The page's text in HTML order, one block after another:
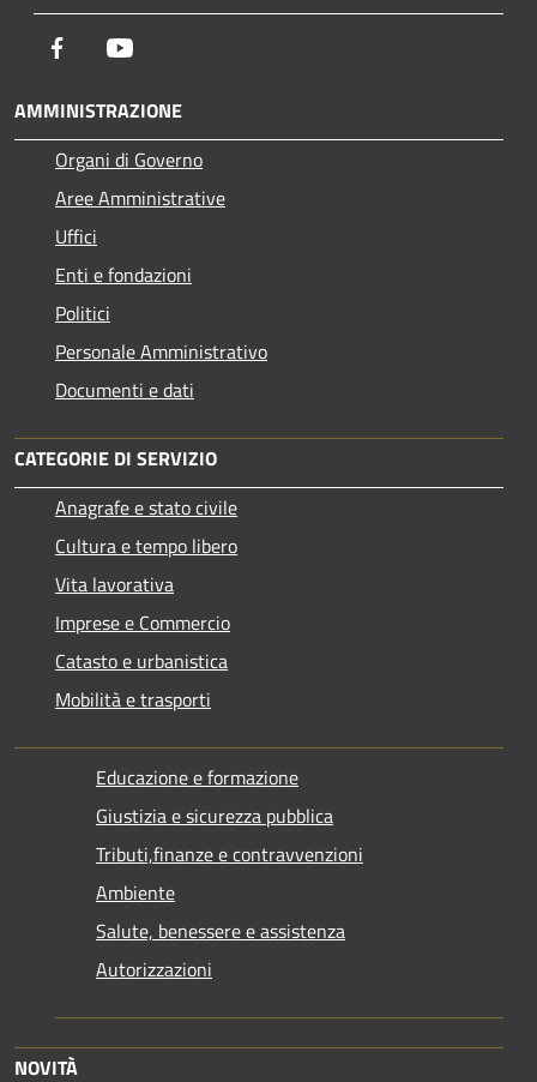
Facebook
AMMINISTRAZIONE
Organi di Governo
Aree Amministrative
Uffici
Enti e fondazioni
Politici
Personale Amministrativo
Documenti e dati
CATEGORIE DI SERVIZIO
Anagrafe e stato civile
Cultura e tempo libero
Vita lavorativa
Imprese e Commercio
Catasto e urbanistica
Mobilità e trasporti
Educazione e formazione
Giustizia e sicurezza pubblica
Tributi,finanze e contravvenzioni
Ambiente
Salute, benessere e assistenza
Autorizzazioni
NOVITÀ